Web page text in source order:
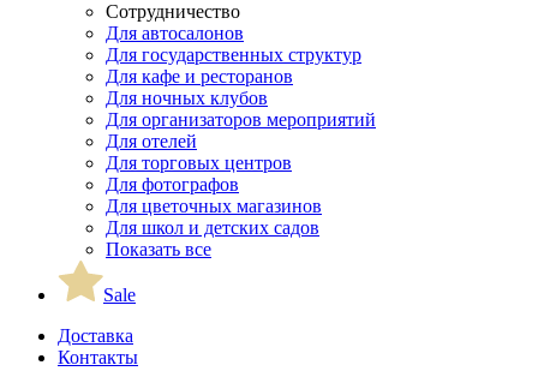
Сотрудничество
Для автосалонов
Для государственных структур
Для кафе и ресторанов
Для ночных клубов
Для организаторов мероприятий
Для отелей
Для торговых центров
Для фотографов
Для цветочных магазинов
Для школ и детских садов
Показать все
Sale
Доставка
Контакты